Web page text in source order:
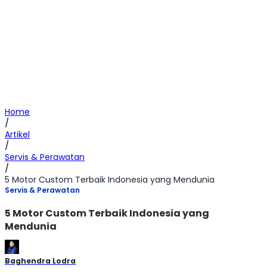
Home
/
Artikel
/
Servis & Perawatan
/
5 Motor Custom Terbaik Indonesia yang Mendunia
Servis & Perawatan
5 Motor Custom Terbaik Indonesia yang
Mendunia
Baghendra Lodra